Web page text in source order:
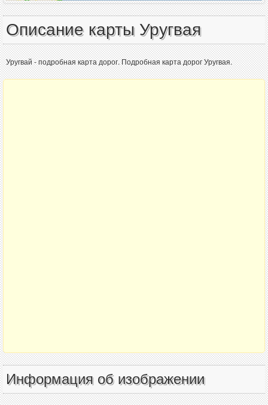
Описание карты Уругвая
Уругвай - подробная карта дорог. Подробная карта дорог Уругвая.
Информация об изображении